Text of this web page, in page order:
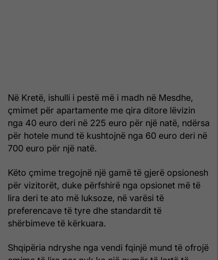
Në Kretë, ishulli i pestë më i madh në Mesdhe,
çmimet për apartamente me qira ditore lëvizin
nga 40 euro deri në 225 euro për një natë, ndërsa
për hotele mund të kushtojnë nga 60 euro deri në
700 euro për një natë.
Këto çmime tregojnë një gamë të gjerë opsionesh
për vizitorët, duke përfshirë nga opsionet më të
lira deri te ato më luksoze, në varësi të
preferencave të tyre dhe standardit të
shërbimeve të kërkuara.
Shqipëria ndryshe nga vendi fqinjë mund të ofrojë